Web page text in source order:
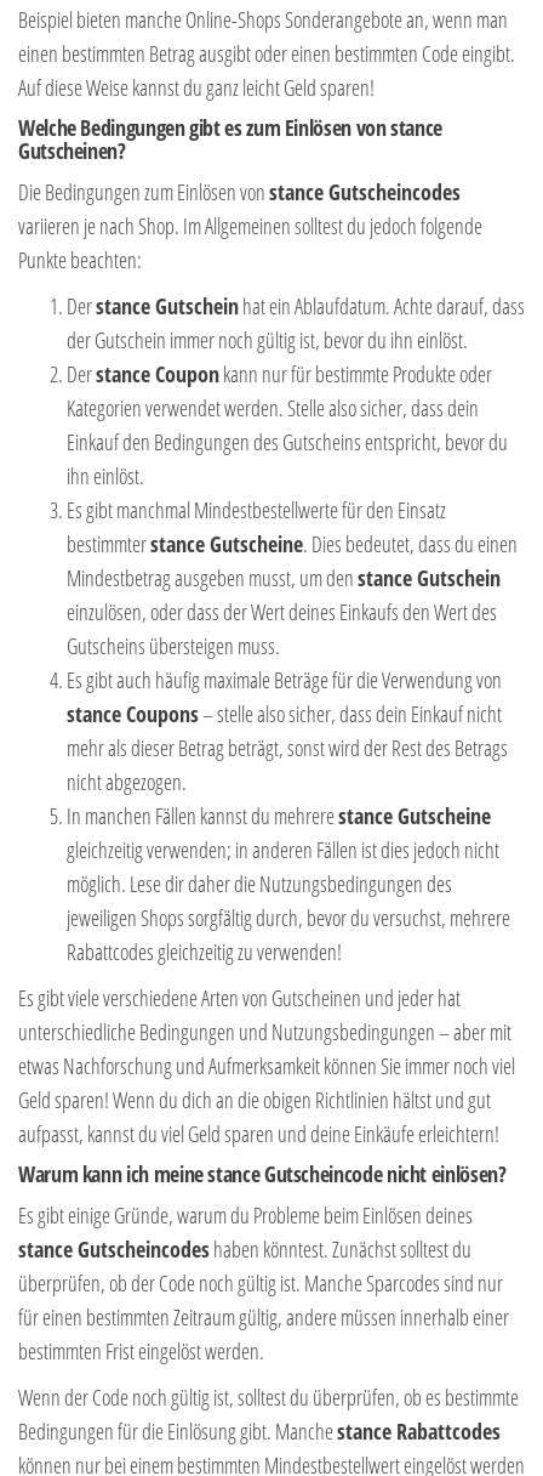
Beispiel bieten manche Online-Shops Sonderangebote an, wenn man
einen bestimmten Betrag ausgibt oder einen bestimmten Code eingibt.
Auf diese Weise kannst du ganz leicht Geld sparen!
Welche Bedingungen gibt es zum Einlösen von stance
Gutscheinen?
Die Bedingungen zum Einlösen vonstance Gutscheincodes
variieren je nach Shop. Im Allgemeinen solltest du jedoch folgende
Punkte beachten:
Derstance Gutscheinhat ein Ablaufdatum. Achte darauf, dass
der Gutschein immer noch gültig ist, bevor du ihn einlöst.
Derstance Couponkann nur für bestimmte Produkte oder
Kategorien verwendet werden. Stelle also sicher, dass dein
Einkauf den Bedingungen des Gutscheins entspricht, bevor du
ihn einlöst.
Es gibt manchmal Mindestbestellwerte für den Einsatz
bestimmterstance Gutscheine. Dies bedeutet, dass du einen
Mindestbetrag ausgeben musst, um denstance Gutschein
einzulösen, oder dass der Wert deines Einkaufs den Wert des
Gutscheins übersteigen muss.
Es gibt auch häufig maximale Beträge für die Verwendung von
stance Coupons– stelle also sicher, dass dein Einkauf nicht
mehr als dieser Betrag beträgt, sonst wird der Rest des Betrags
nicht abgezogen.
In manchen Fällen kannst du mehrerestance Gutscheine
gleichzeitig verwenden; in anderen Fällen ist dies jedoch nicht
möglich. Lese dir daher die Nutzungsbedingungen des
jeweiligen Shops sorgfältig durch, bevor du versuchst, mehrere
Rabattcodes gleichzeitig zu verwenden!
Es gibt viele verschiedene Arten von Gutscheinen und jeder hat
unterschiedliche Bedingungen und Nutzungsbedingungen – aber mit
etwas Nachforschung und Aufmerksamkeit können Sie immer noch viel
Geld sparen! Wenn du dich an die obigen Richtlinien hältst und gut
aufpasst, kannst du viel Geld sparen und deine Einkäufe erleichtern!
Warum kann ich meine stance Gutscheincode nicht einlösen?
Es gibt einige Gründe, warum du Probleme beim Einlösen deines
stance Gutscheincodeshaben könntest. Zunächst solltest du
überprüfen, ob der Code noch gültig ist. Manche Sparcodes sind nur
für einen bestimmten Zeitraum gültig, andere müssen innerhalb einer
bestimmten Frist eingelöst werden.
Wenn der Code noch gültig ist, solltest du überprüfen, ob es bestimmte
Bedingungen für die Einlösung gibt. Manchestance Rabattcodes
können nur bei einem bestimmten Mindestbestellwert eingelöst werden